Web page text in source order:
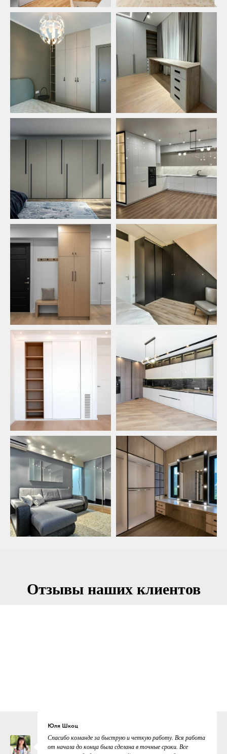
Отзывы наших клиентов
Юля Шкоц
Спасибо команде за быструю и четкую работу. Вся работа
от начала до конца была сделана в точные сроки. Все